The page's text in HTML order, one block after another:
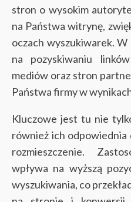
stron o wysokim
na Państwa witrynę,
oczach wyszukiwarek.
na pozyskiwaniu
mediów oraz stron
Państwa firmy w
Kluczowe jest tu nie
również ich
rozmieszczenie.
wpływa na wyższą
wyszukiwania, co